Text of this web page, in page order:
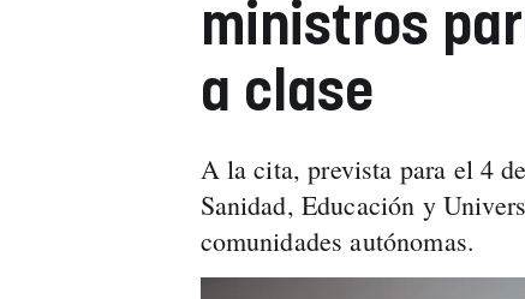
ministros
a clase
A la cita, prevista para el 4
Sanidad, Educación y
comunidades autónomas.